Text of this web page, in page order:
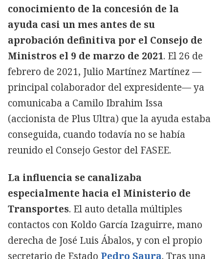
conocimiento de la concesión de la
ayuda casi un mes antes de su
aprobación definitiva por el Consejo de
Ministros el 9 de marzo de 2021. El 26 de
febrero de 2021, Julio Martínez Martínez —
principal colaborador del expresidente— ya
comunicaba a Camilo Ibrahim Issa
(accionista de Plus Ultra) que la ayuda estaba
conseguida, cuando todavía no se había
reunido el Consejo Gestor del FASEE.
La influencia se canalizaba
especialmente hacia el Ministerio de
Transportes. El auto detalla múltiples
contactos con Koldo García Izaguirre, mano
derecha de José Luis Ábalos, y con el propio
secretario de Estado Pedro Saura. Tras una